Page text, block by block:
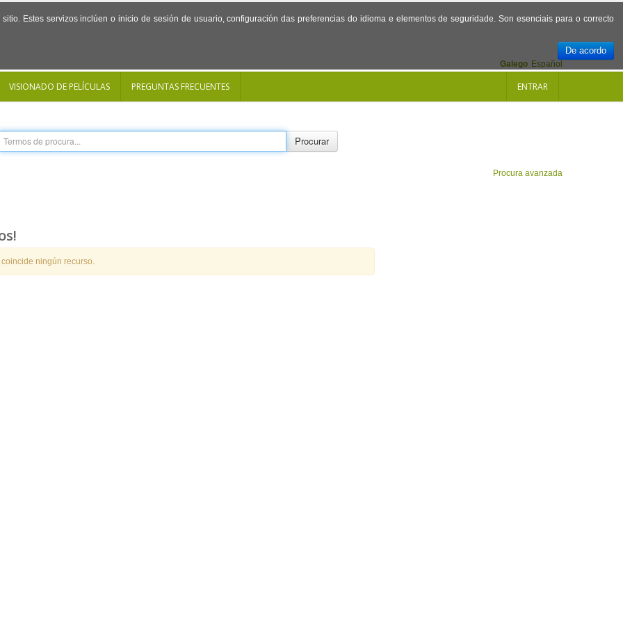
Estes servizos inclúen o inicio de sesión de usuario, configuración das preferencias do idioma e elementos de seguridade. Son esenciais para o correcto
De acordo
Español
Galego
VISIONADO DE PELÍCULAS PREGUNTAS FRECUENTES ENTRAR
Procurar
Procura avanzada
ningún recurso.